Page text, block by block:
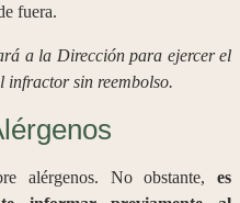
fuera.
a la Dirección para ejercer el
infractor sin reembolso.
alérgenos. No obstante, es